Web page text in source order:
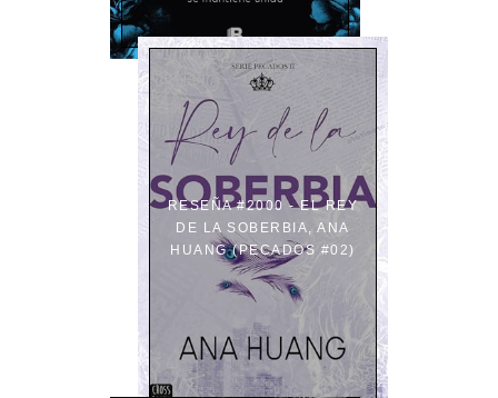
RESEÑA #2000 - EL REY
DE LA SOBERBIA, ANA
HUANG (PECADOS #02)